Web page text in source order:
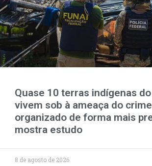
Quase 10 terras indígenas
vivem sob à ameaça do crime
organizado de forma mais
mostra estudo
8 de agosto de 2026